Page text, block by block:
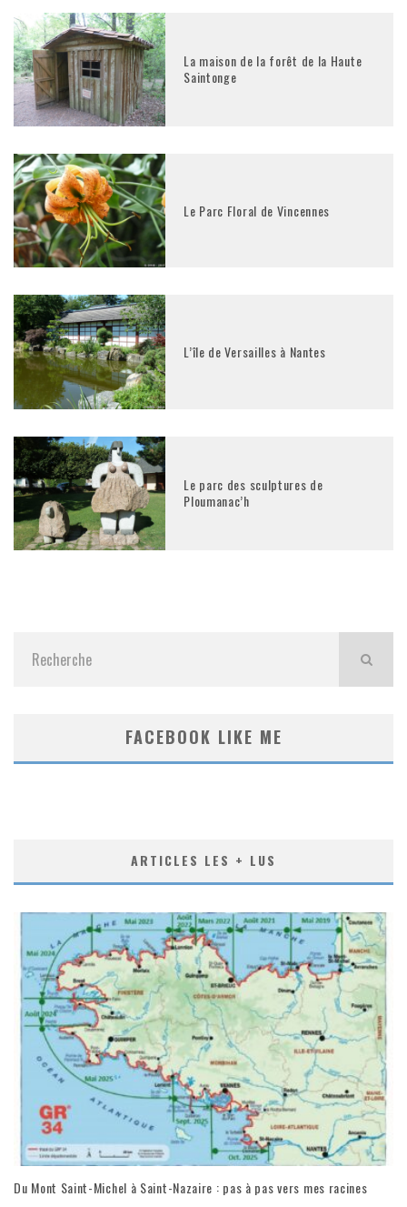
La maison de la forêt de la Haute
Saintonge
Le Parc Floral de Vincennes
L’île de Versailles à Nantes
Le parc des sculptures de
Ploumanac’h
FACEBOOK LIKE ME
ARTICLES LES + LUS
Du Mont Saint-Michel à Saint-Nazaire : pas à pas vers mes racines